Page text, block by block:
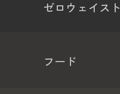
ゼロウェイスト
フード